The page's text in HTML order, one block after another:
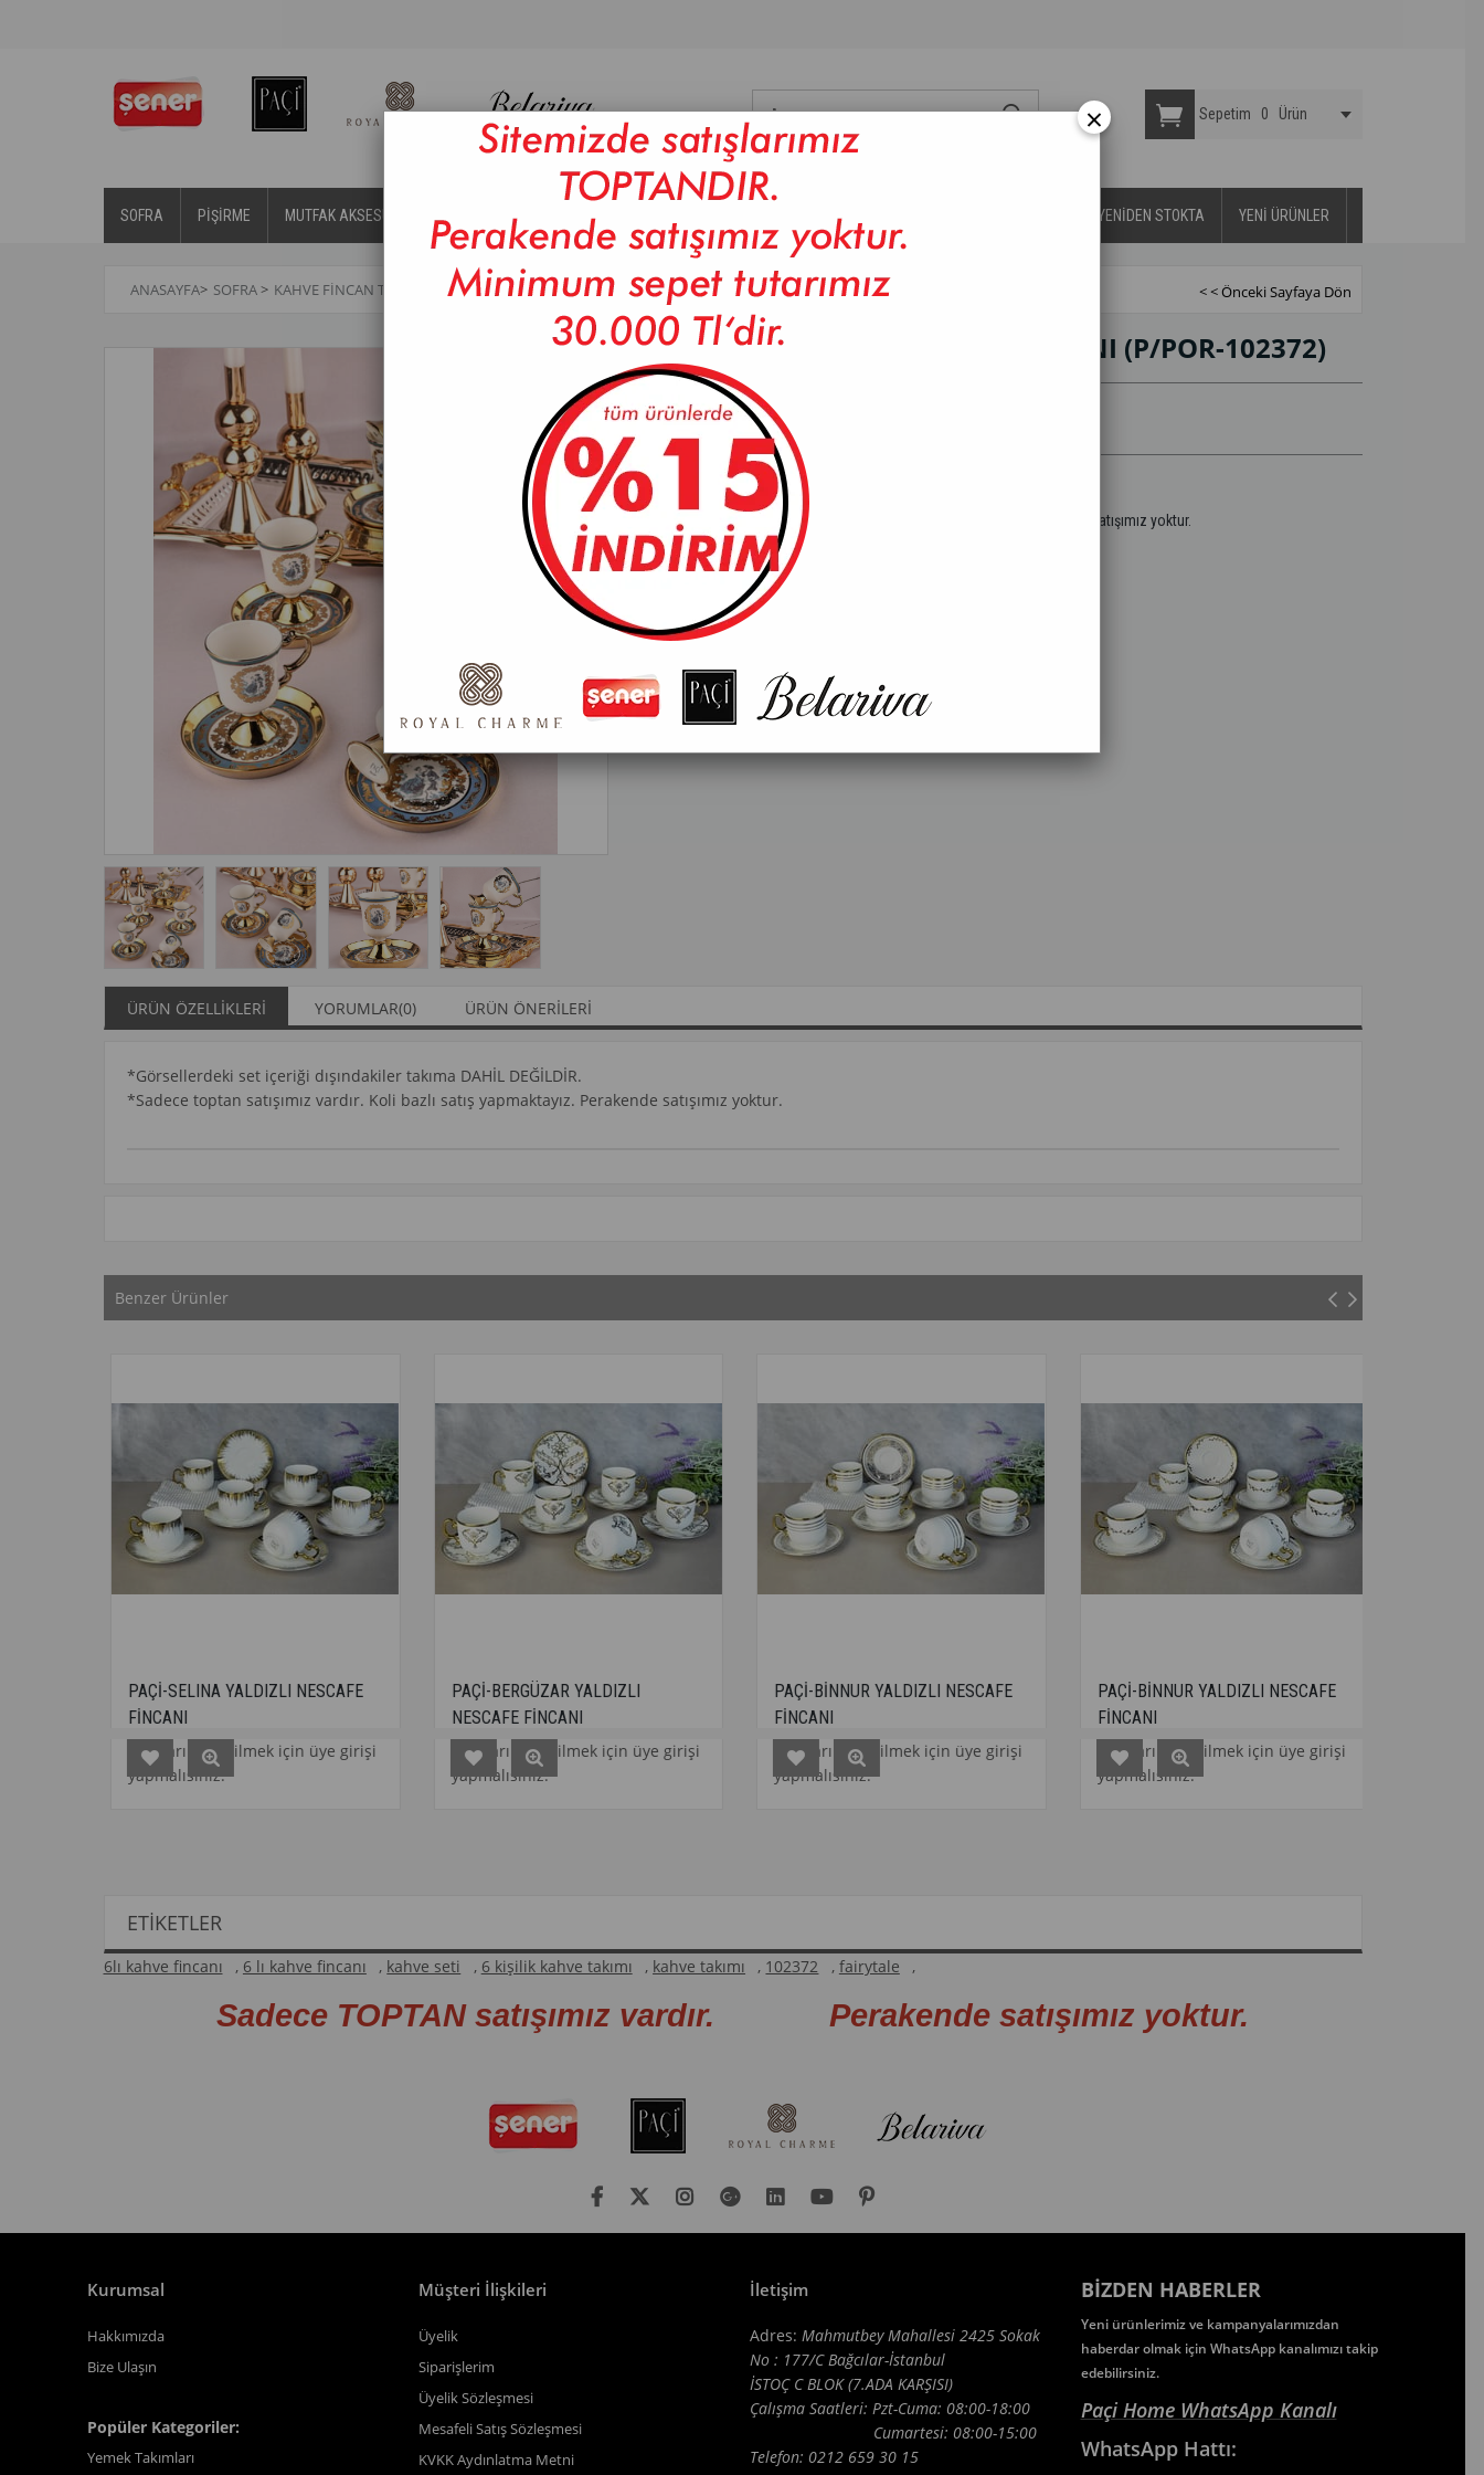
Sepetim 0 Ürün
SOFRA PİŞİRME MUTFAK AKSESUARLARI BANYO CAM ÜRÜNLER YENİDEN STOKTA YENİ ÜRÜNLER
ANASAYFA> SOFRA> KAHVE FINCAN TAKIMLARI> PAÇİ-FAIRYTALE 6'LI KAHVE FİNCANI < < Önceki Sayfaya Dön
PAÇİ-FAIRYTALE 6'LI KAHVE FİNCANI (P/POR-102372)
Marka
Fiyatları görebilmek için üye girişi yapmalısınız.
*Sadece toptan satışımız vardır. Koli bazlı satış yapmaktayız. Perakende satışımız yoktur.
Tavsiye Et Yorum Yaz
ÜRÜN ÖZELLIKLERI YORUMLAR(0) ÜRÜN ÖNERILERI
*Görsellerdeki set içeriği dışındakiler takıma DAHİL DEĞİLDİR.
*Sadece toptan satışımız vardır. Koli bazlı satış yapmaktayız. Perakende satışımız yoktur.
Benzer Ürünler
PAÇİ-SELINA YALDIZLI NESCAFE
Fiyatları görebilmek için üye girişi
PAÇİ-BERGÜZAR YALDIZLI
NESCAFE FİNCANI
Fiyatları görebilmek için üye girişi
PAÇİ-BİNNUR YALDIZLI NESCAFE
Fiyatları görebilmek için üye girişi
PAÇİ-BİNNUR YALDIZLI NESCAFE
Fiyatları görebilmek için üye girişi
PAÇİ-NİL YALDIZLI
Fiyatları görebilmek
ETIKETLER
6lı kahve fincanı , 6 lı kahve fincanı , kahve seti , 6 kişilik kahve takımı , kahve takımı , 102372 , fairytale ,
Sadece TOPTAN satışımız vardır. Perakende satışımız yoktur.
Kurumsal
Hakkımızda
Bize Ulaşın
Popüler Kategoriler:
Yemek Takımları
Müşteri İlişkileri
Üyelik
Siparişlerim
Üyelik Sözleşmesi
Mesafeli Satış Sözleşmesi
KVKK Aydınlatma Metni
İletişim
Adres: Mahmutbey Mahallesi 2425 Sokak
No : 177/C Bağcılar-İstanbul
İSTOÇ C BLOK (7.ADA KARŞISI)
Çalışma Saatleri: Pzt-Cuma: 08:00-18:00
Cumartesi: 08:00-15:00
Telefon: 0212 659 30 15
BIZDEN HABERLER
Yeni ürünlerimiz ve kampanyalarımızdan
haberdar olmak için WhatsApp kanalımızı takip
edebilirsiniz.
Paçi Home WhatsApp Kanalı
WhatsAppHattı:
×